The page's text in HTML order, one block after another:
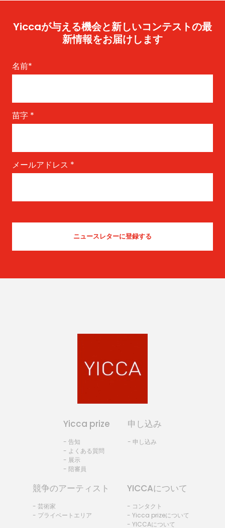
Yiccaが与える機会と新しいコンテストの最
新情報をお届けします
名前*
苗字 *
メールアドレス *
Yicca prize
- 告知
- よくある質問
- 展示
- 陪審員
申し込み
- 申し込み
競争のアーティスト
- 芸術家
- プライベートエリア
YICCAについて
- コンタクト
- Yicca prizeについて
- YICCAについて